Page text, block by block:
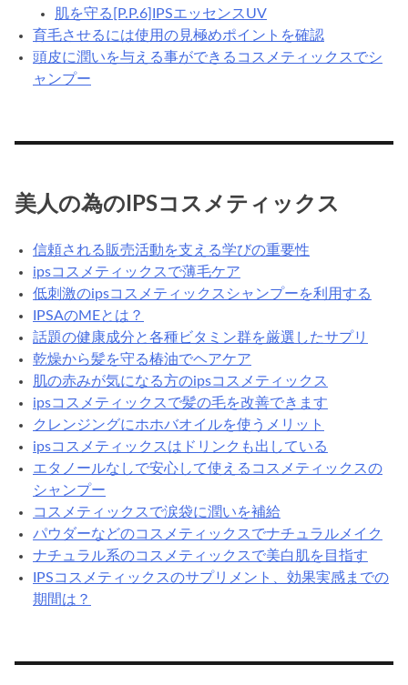
肌を守る[P.P.6]IPSエッセンスUV
育毛させるには使用の見極めポイントを確認
頭皮に潤いを与える事ができるコスメティックスでシ
ャンプー
美人の為のIPSコスメティックス
信頼される販売活動を支える学びの重要性
ipsコスメティックスで薄毛ケア
低刺激のipsコスメティックスシャンプーを利用する
IPSAのMEとは？
話題の健康成分と各種ビタミン群を厳選したサプリ
乾燥から髪を守る椿油でヘアケア
肌の赤みが気になる方のipsコスメティックス
ipsコスメティックスで髪の毛を改善できます
クレンジングにホホバオイルを使うメリット
ipsコスメティックスはドリンクも出している
エタノールなしで安心して使えるコスメティックスの
シャンプー
コスメティックスで涙袋に潤いを補給
パウダーなどのコスメティックスでナチュラルメイク
ナチュラル系のコスメティックスで美白肌を目指す
IPSコスメティックスのサプリメント、効果実感までの
期間は？